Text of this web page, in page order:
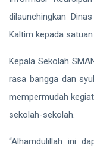
dilaunchingkan
Kaltim kepada satuan
Kepala Sekolah
rasa bangga dan
mempermudah
sekolah-sekolah.
“Alhamdulillah ini